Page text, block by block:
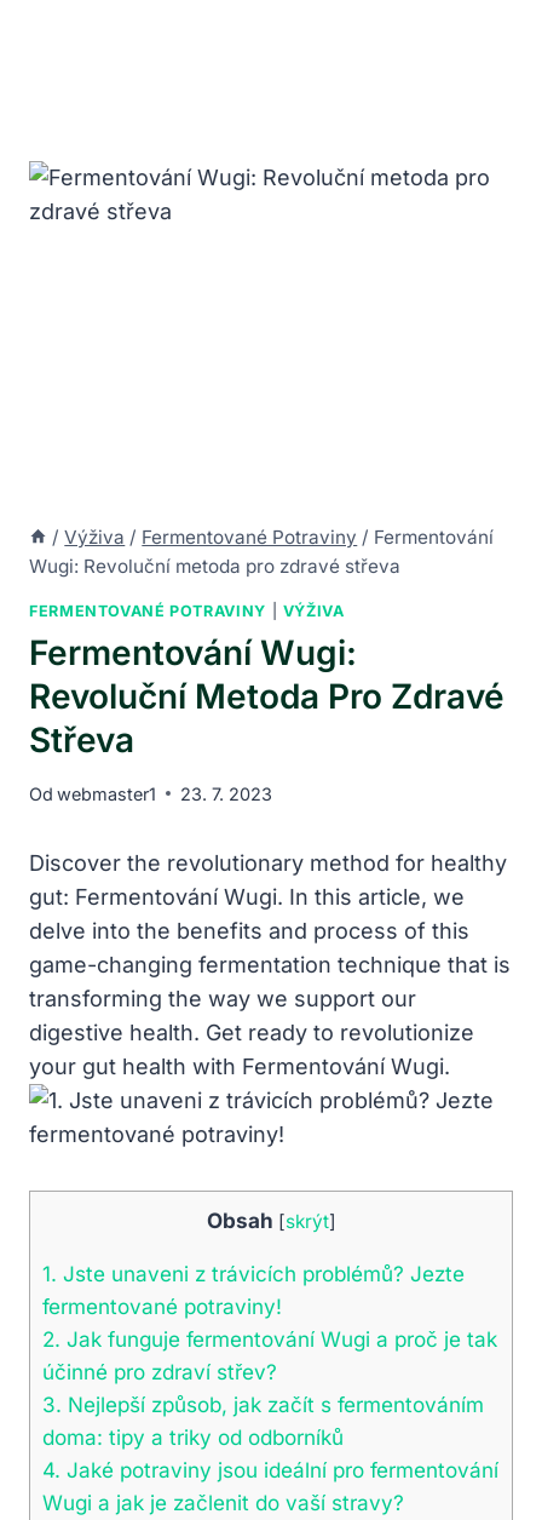
/ Výživa / Fermentované Potraviny / Fermentování
Wugi: Revoluční metoda pro zdravé střeva
FERMENTOVANÉ POTRAVINY VÝŽIVA
Fermentování Wugi:
Revoluční Metoda Pro Zdravé
Střeva
Od webmaster1 23. 7. 2023
Discover the revolutionary method for healthy
gut: Fermentování Wugi. In this article, we
delve into the benefits and process of this
game-changing fermentation technique that is
transforming the way we support our
digestive health. Get ready to revolutionize
your gut health with Fermentování Wugi.
Obsah [skrýt]
1. Jste unaveni z trávicích problémů? Jezte
fermentované potraviny!
2. Jak funguje fermentování Wugi a proč je tak
účinné pro zdraví střev?
3. Nejlepší způsob, jak začít s fermentováním
doma: tipy a triky od odborníků
4. Jaké potraviny jsou ideální pro fermentování
Wugi a jak je začlenit do vaší stravy?